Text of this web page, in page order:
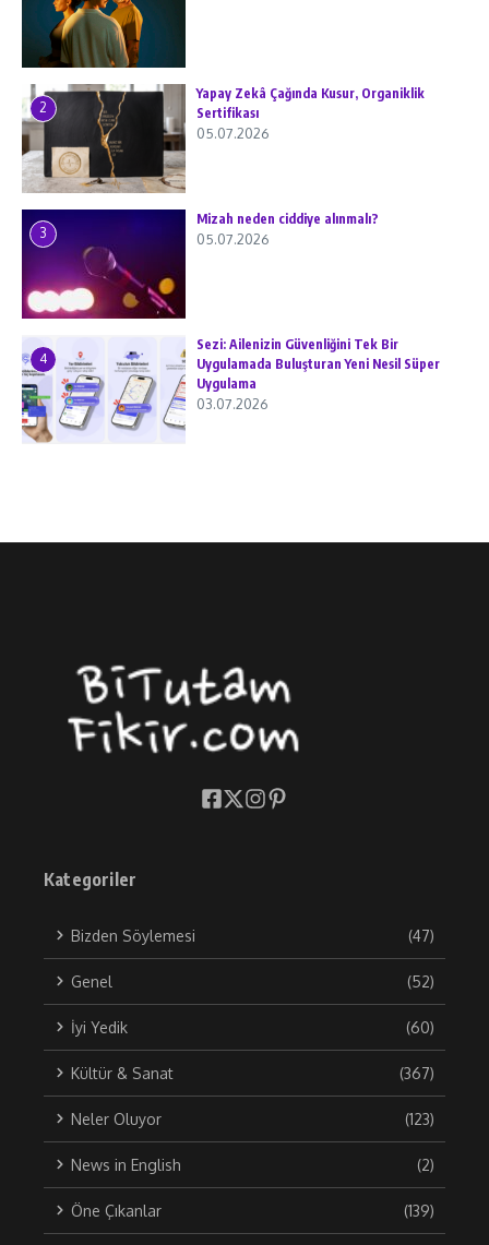
2
Yapay Zekâ Çağında Kusur, Organiklik
Sertifikası
05.07.2026
3
Mizah neden ciddiye alınmalı?
05.07.2026
4
Sezi: Ailenizin Güvenliğini Tek Bir
Uygulamada Buluşturan Yeni Nesil Süper
Uygulama
03.07.2026
Kategoriler
Bizden Söylemesi (47)
Genel (52)
İyi Yedik (60)
Kültür & Sanat (367)
Neler Oluyor (123)
News in English (2)
Öne Çıkanlar (139)